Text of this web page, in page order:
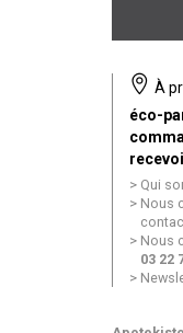
À
éco-
Qui
Nous
Nous
03 22